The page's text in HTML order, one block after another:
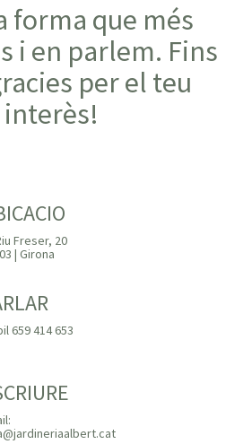
forma que més
i en parlem. Fins
per el teu
interès!
Freser, 20
| Girona
659 414 653